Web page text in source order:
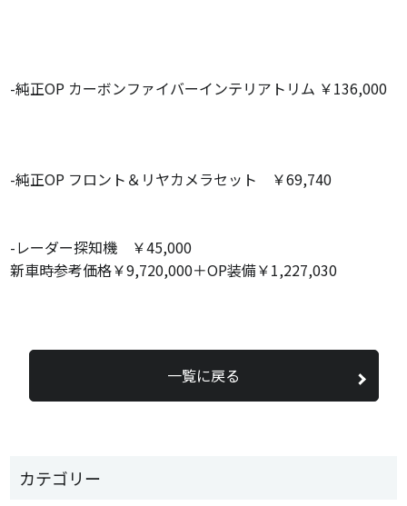
カテゴリー
-純正OP カーボンファイバーインテリアトリム ￥136,000
-純正OP フロント＆リヤカメラセット ￥69,740
-レーダー探知機 ￥45,000
新車時参考価格￥9,720,000＋OP装備￥1,227,030
一覧に戻る